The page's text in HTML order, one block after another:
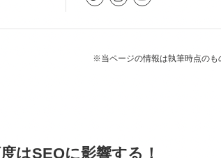
※当ページの情報は執筆時点のも
はSEOに影響する！